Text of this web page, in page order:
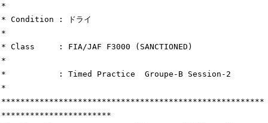
*
* Condition : ドライ
*
* Class     : FIA/JAF F3000 (SANCTIONED)
*
*           : Timed Practice  Groupe-B Session-2
*
*******************************************************
***********************